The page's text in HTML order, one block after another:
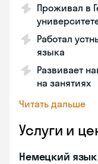
Проживал в
Работал
языка
Развивает
на занятиях
Читать дальше
Услуги и
Немецкий язык